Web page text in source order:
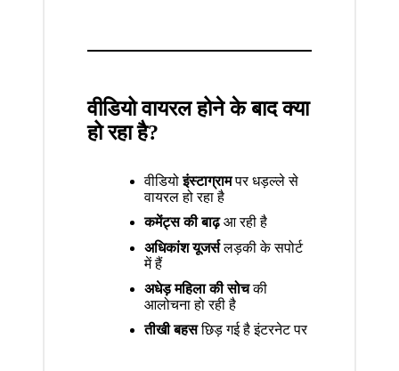
वीडियो वायरल होने के बाद क्या
हो रहा है?
वीडियोइंस्टाग्रामपर धड़ल्ले से
वायरल हो रहा है
कमेंट्स की बाढ़आ रही है
अधिकांश यूजर्सलड़की के सपोर्ट
में हैं
अधेड़ महिला की सोचकी
आलोचना हो रही है
तीखी बहसछिड़ गई है इंटरनेट पर